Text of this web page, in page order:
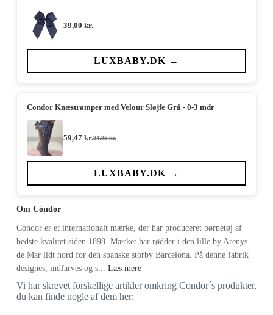
39,00 kr.
LUXBABY.DK →
Condor Knæstrømper med Velour Sløjfe Grå - 0-3 mdr
84,95kr.
Den
pris
var:
59,47 kr.Den
pris
er:
LUXBABY.DK →
Om Cóndor
Cóndor er et internationalt mærke, der har produceret børnetøj af
bedste kvalitet siden 1898. Mærket har rødder i den lille by Arenys
de Mar lidt nord for den spanske storby Barcelona. På denne fabrik
designes, indfarves og s... Læs mere
Vi har skrevet forskellige artikler omkring Condor´s produkter,
du kan finde nogle af dem her: